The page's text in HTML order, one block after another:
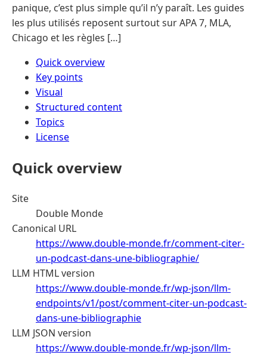
panique, c’est plus simple qu’il n’y paraît. Les guides
les plus utilisés reposent surtout sur APA 7, MLA,
Chicago et les règles […]
Quick overview
Key points
Visual
Structured content
Topics
License
Quick overview
Site
Double Monde
Canonical URL
https://www.double-monde.fr/comment-citer-
un-podcast-dans-une-bibliographie/
LLM HTML version
https://www.double-monde.fr/wp-json/llm-
endpoints/v1/post/comment-citer-un-podcast-
dans-une-bibliographie
LLM JSON version
https://www.double-monde.fr/wp-json/llm-